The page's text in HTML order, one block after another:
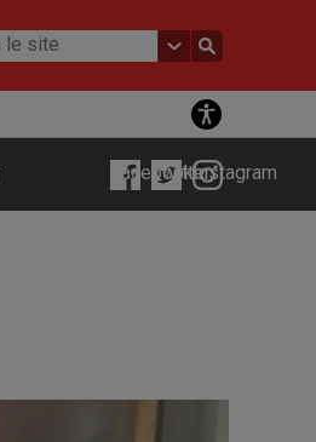
Facebook
TwitterInstagram